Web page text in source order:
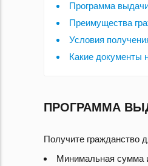
Программа
Преимущества
Условия
Какие документы
ПРОГРАММА
Получите гражданство
Минимальная сумма